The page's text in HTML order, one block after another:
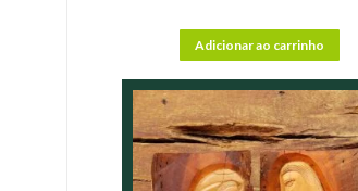
Adicionar ao carrinho